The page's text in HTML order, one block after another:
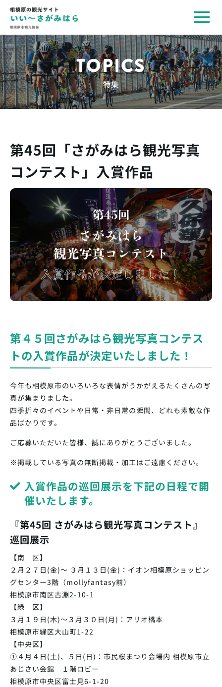
TOPICS
特集
第45回「さがみはら観光写真
コンテスト」入賞作品
第４５回さがみはら観光写真コンテス
トの入賞作品が決定いたしました！
今年も相模原市のいろいろな表情がうかがえるたくさんの写
真が集まりました。
四季折々のイベントや日常・非日常の瞬間、どれも素敵な作
品ばかりです。
ご応募いただいた皆様、誠にありがとうございました。
※掲載している写真の無断掲載・加工はご遠慮ください。
入賞作品の巡回展示を下記の日程で開
催いたします。
『第45回 さがみはら観光写真コンテスト』
巡回展示
【南 区】
２月２７日(金)～ ３月１３日(金)：イオン相模原ショッピン
グセンター3階（mollyfantasy前）
相模原市南区古淵2-10-1
【緑 区】
３月１９日(木)～３月３０日(月)：アリオ橋本
相模原市緑区大山町1-22
【中央区】
①４月４日(土)、５日(日)：市民桜まつり会場内 相模原市立
あじさい会館 １階ロビー
相模原市中央区富士見6-1-20